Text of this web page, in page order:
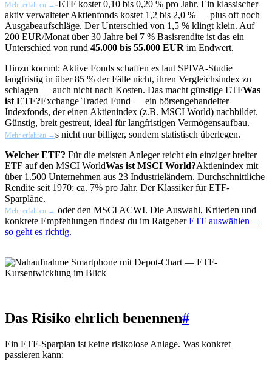
Mehr erfahren →-ETF kostet 0,10 bis 0,20 % pro Jahr. Ein klassischer
aktiv verwalteter Aktienfonds kostet 1,2 bis 2,0 % — plus oft noch
Ausgabeaufschläge. Der Unterschied von 1,5 % klingt klein. Auf
200 EUR/Monat über 30 Jahre bei 7 % Basisrendite ist das ein
Unterschied von rund 45.000 bis 55.000 EUR im Endwert.
Hinzu kommt: Aktive Fonds schaffen es laut SPIVA-Studie
langfristig in über 85 % der Fälle nicht, ihren Vergleichsindex zu
schlagen — auch nicht nach Kosten. Das macht günstige ETFWas
ist ETF?Exchange Traded Fund — ein börsengehandelter
Indexfonds, der einen Aktienindex (z.B. MSCI World) nachbildet.
Günstig, breit gestreut, ideal für langfristigen Vermögensaufbau.
Mehr erfahren →s nicht nur billiger, sondern statistisch überlegen.
Welcher ETF? Für die meisten Anleger reicht ein einziger breiter
ETF auf den MSCI WorldWas ist MSCI World?Aktienindex mit
über 1.500 Unternehmen aus 23 Industrieländern. Durchschnittliche
Rendite seit 1970: ca. 7% pro Jahr. Der Klassiker für ETF-
Sparpläne.
Mehr erfahren → oder den MSCI ACWI. Die Auswahl, Kriterien und
konkrete Empfehlungen findest du im RatgeberETF auswählen —
so geht es richtig.
Das Risiko ehrlich benennen#
Ein ETF-Sparplan ist keine risikolose Anlage. Was konkret
passieren kann: